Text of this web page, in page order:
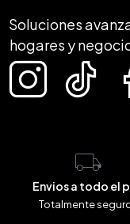
Soluciones
hogares y
Envios a todo el
Totalmente